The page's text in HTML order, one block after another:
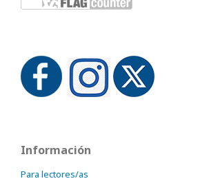
Información
Para lectores/as